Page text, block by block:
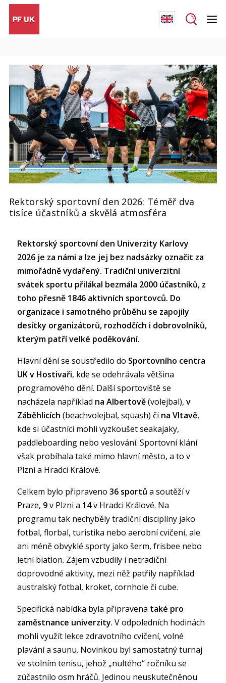
Rektorský sportovní den 2026: Téměř dva
tisíce účastníků a skvělá atmosféra
Rektorský sportovní den Univerzity Karlovy
2026 je za námi a lze jej bez nadsázky označit za
mimořádně vydařený. Tradiční univerzitní
svátek sportu přilákal bezmála 2000 účastníků, z
toho přesně 1846 aktivních sportovců. Do
organizace i samotného průběhu se zapojily
desítky organizátorů, rozhodčích i dobrovolníků,
kterým patří velké poděkování.
Hlavní dění se soustředilo do Sportovního centra
UK v Hostivaři, kde se odehrávala většina
programového dění. Další sportoviště se
nacházela například na Albertově(volejbal),v
Záběhlicích (beachvolejbal, squash) či na Vltavě,
kde si účastníci mohli vyzkoušet seakajaky,
paddleboarding nebo veslování. Sportovní klání
však probíhala také mimo hlavní město, a to v
Plzni a Hradci Králové.
Celkem bylo připraveno36 sportů a soutěží v
Praze, 9v Plzni a 14v Hradci Králové. Na
programu tak nechyběly tradiční disciplíny jako
fotbal, florbal, turistika nebo aerobní cvičení, ale
ani méně obvyklé sporty jako šerm, frisbee nebo
letní biatlon. Zájem vzbudily i netradiční
doprovodné aktivity, mezi něž patřily například
australský fotbal, kroket, cornhole či cube.
Specifická nabídka byla připravena také pro
zaměstnance univerzity. V odpoledních hodinách
mohli využít lekce zdravotního cvičení, volné
plavání a saunu. Novinkou byl samostatný turnaj
ve stolním tenisu, jehož „nultého“ ročníku se
zúčastnilo osm hráčů. Jedinou neuskutečněnou